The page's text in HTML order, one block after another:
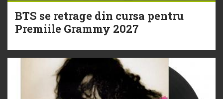
BTS se retrage din cursa pentru
Premiile Grammy 2027